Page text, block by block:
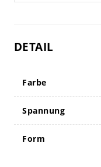
DETAIL
Farbe
Spannung
Form